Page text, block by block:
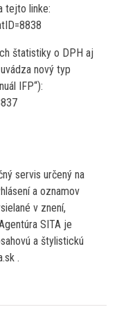
tejto linke:
štatistiky o DPH aj
nový typ
IFP“):
servis určený na
a oznamov
v znení,
SITA je
a štylistickú
.